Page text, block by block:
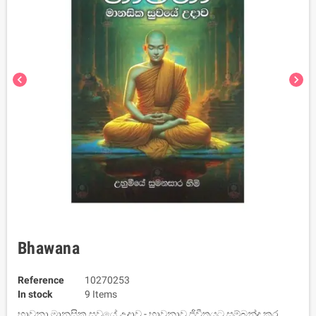
chevron_left chevron_right
Bhawana
Reference
10270253
In stock
9 Items